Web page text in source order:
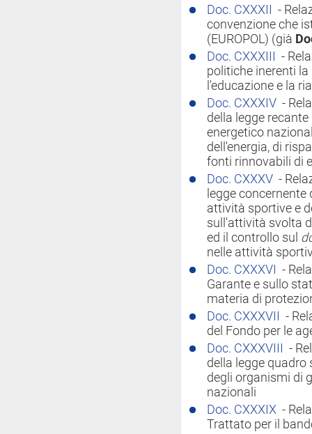
Doc. CXXXII
-
convenzione che
(EUROPOL) (già
Doc. CXXXIII
-
politiche inerenti
l'educazione e la
Doc. CXXXIV -
della legge
energetico
dell'energia, di
fonti rinnovabili di
Doc. CXXXV -
legge
attività sportive e
sull'attività svolta
ed il controllo sul
nelle attività
Doc. CXXXVI
-
Garante e sullo
materia di
Doc. CXXXVII
-
del Fondo per le
Doc. CXXXVIII
-
della legge
degli organismi di
nazionali
Doc. CXXXIX -
Trattato per il